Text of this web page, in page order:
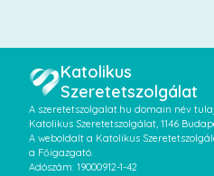
Katolikus
Szeretetszolgálat
A szeretetszolgalat.hu domain név
Katolikus Szeretetszolgálat, 1146
A weboldalt a Katolikus
a Főigazgató.
Adószám: 19000912-1-42